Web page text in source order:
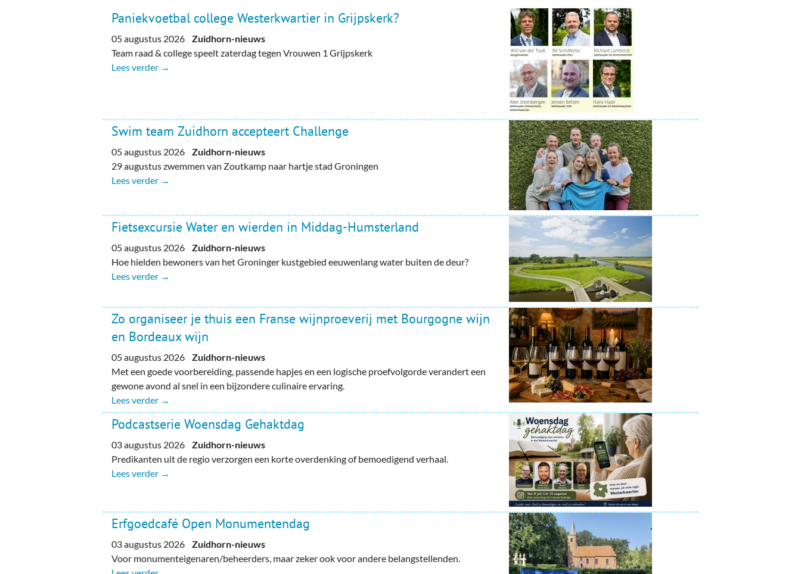
Paniekvoetbal college Westerkwartier in Grijpskerk?
05 augustus 2026Zuidhorn-nieuws
Team raad & college speelt zaterdag tegen Vrouwen 1 Grijpskerk
Lees verder →
Swim team Zuidhorn accepteert Challenge
05 augustus 2026Zuidhorn-nieuws
29 augustus zwemmen van Zoutkamp naar hartje stad Groningen
Lees verder →
Fietsexcursie Water en wierden in Middag-Humsterland
05 augustus 2026Zuidhorn-nieuws
Hoe hielden bewoners van het Groninger kustgebied eeuwenlang water buiten de deur?
Lees verder →
Zo organiseer je thuis een Franse wijnproeverij met Bourgogne wijn
en Bordeaux wijn
05 augustus 2026Zuidhorn-nieuws
Met een goede voorbereiding, passende hapjes en een logische proefvolgorde verandert een
gewone avond al snel in een bijzondere culinaire ervaring.
Lees verder →
Podcastserie Woensdag Gehaktdag
03 augustus 2026Zuidhorn-nieuws
Predikanten uit de regio verzorgen een korte overdenking of bemoedigend verhaal.
Lees verder →
Erfgoedcafé Open Monumentendag
03 augustus 2026Zuidhorn-nieuws
Voor monumenteigenaren/beheerders, maar zeker ook voor andere belangstellenden.